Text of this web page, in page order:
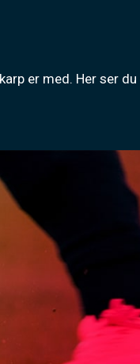
er med. Her ser